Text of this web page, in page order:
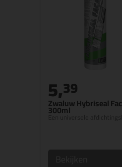
Zwaluw Hybriseal
300ml
Een universele
5,39